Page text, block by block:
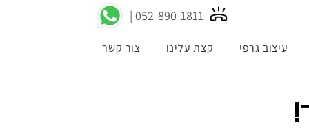
052-890-1811 |
עיצוב גרפי קצת עלינו צור קשר